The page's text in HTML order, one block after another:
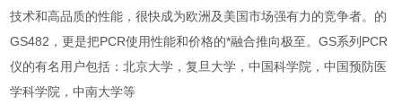
技术和高品质的性能，很快成为欧洲及美国市场强有力的竞争者。的
GS482，更是把PCR使用性能和价格的*融合推向极至。GS系列PCR
仪的有名用户包括：北京大学，复旦大学，中国科学院，中国预防医
学科学院，中南大学等